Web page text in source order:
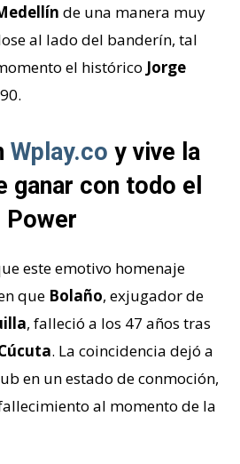
de una manera muy
al lado del banderín, tal
el histórico Jorge
Wplay.co y vive la
ganar con todo el
Power
este emotivo homenaje
que Bolaño, exjugador de
, falleció a los 47 años tras
. La coincidencia dejó a
en un estado de conmoción,
al momento de la